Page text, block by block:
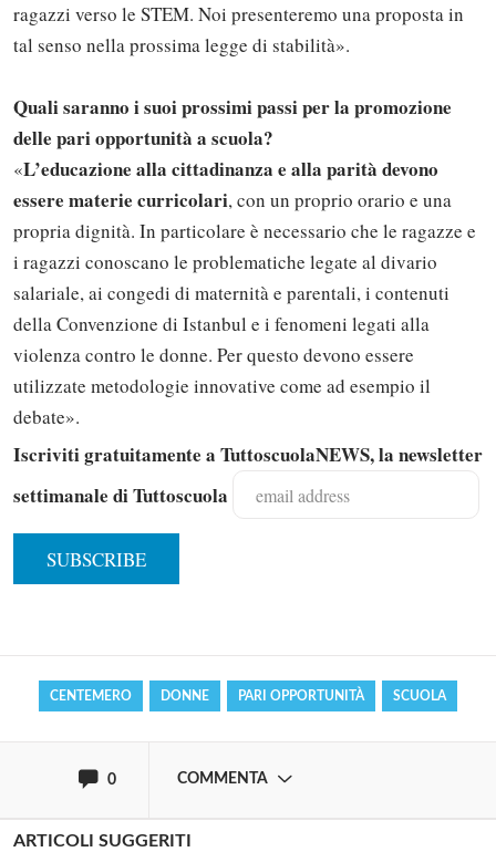
ragazzi verso le STEM. Noi presenteremo una proposta in
tal senso nella prossima legge di stabilità».
Quali saranno i suoi prossimi passi per la promozione
delle pari opportunità a scuola?
«L’educazione alla cittadinanza e alla parità devono
essere materie curricolari, con un proprio orario e una
propria dignità. In particolare è necessario che le ragazze e
i ragazzi conoscano le problematiche legate al divario
salariale, ai congedi di maternità e parentali, i contenuti
della Convenzione di Istanbul e i fenomeni legati alla
violenza contro le donne. Per questo devono essere
utilizzate metodologie innovative come ad esempio il
debate».
Iscriviti gratuitamente a TuttoscuolaNEWS, la newsletter
settimanale di Tuttoscuola
CENTEMERO DONNE PARI OPPORTUNITÀ SCUOLA
0 COMMENTA
Solo gli utenti registrati possono
commentare!
ARTICOLI SUGGERITI